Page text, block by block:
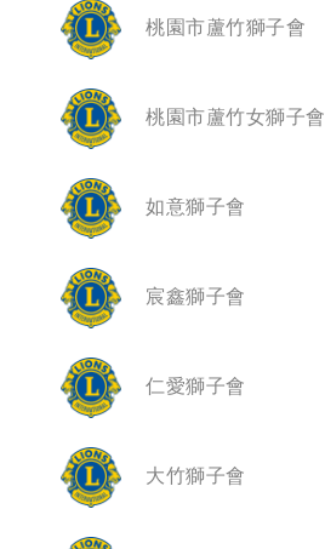
桃園市蘆竹獅子會
桃園市蘆竹女獅子會
如意獅子會
宸鑫獅子會
仁愛獅子會
大竹獅子會